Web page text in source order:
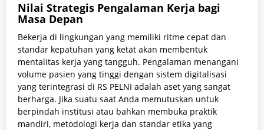
Nilai Strategis Pengalaman Kerja bagi
Masa Depan
Bekerja di lingkungan yang memiliki ritme cepat dan
standar kepatuhan yang ketat akan membentuk
mentalitas kerja yang tangguh. Pengalaman menangani
volume pasien yang tinggi dengan sistem digitalisasi
yang terintegrasi di RS PELNI adalah aset yang sangat
berharga. Jika suatu saat Anda memutuskan untuk
berpindah institusi atau bahkan membuka praktik
mandiri, metodologi kerja dan standar etika yang